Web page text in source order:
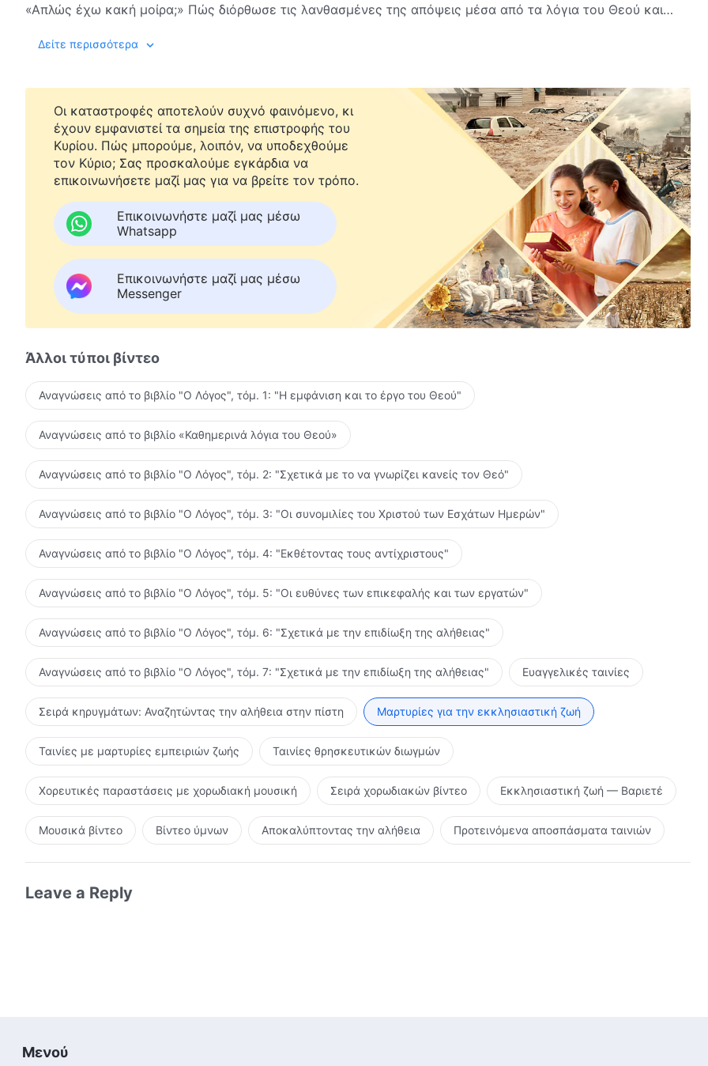
«Απλώς έχω κακή μοίρα;» Πώς διόρθωσε τις λανθασμένες της απόψεις μέσα από τα λόγια του Θεού και
Δείτε περισσότερα
Οι καταστροφές αποτελούν συχνό φαινόμενο, κι
έχουν εμφανιστεί τα σημεία της επιστροφής του
Κυρίου. Πώς μπορούμε, λοιπόν, να υποδεχθούμε
τον Κύριο; Σας προσκαλούμε εγκάρδια να
επικοινωνήσετε μαζί μας για να βρείτε τον τρόπο.
Επικοινωνήστε μαζί μας μέσω
Whatsapp
Επικοινωνήστε μαζί μας μέσω
Messenger
Άλλοι τύποι βίντεο
Αναγνώσεις από το βιβλίο "Ο Λόγος", τόμ. 1: "Η εμφάνιση και το έργο του Θεού"
Αναγνώσεις από το βιβλίο «Καθημερινά λόγια του Θεού»
Αναγνώσεις από το βιβλίο "Ο Λόγος", τόμ. 2: "Σχετικά με το να γνωρίζει κανείς τον Θεό"
Αναγνώσεις από το βιβλίο "Ο Λόγος", τόμ. 3: "Οι συνομιλίες του Χριστού των Εσχάτων Ημερών"
Αναγνώσεις από το βιβλίο "Ο Λόγος", τόμ. 4: "Εκθέτοντας τους αντίχριστους"
Αναγνώσεις από το βιβλίο "Ο Λόγος", τόμ. 5: "Οι ευθύνες των επικεφαλής και των εργατών"
Αναγνώσεις από το βιβλίο "Ο Λόγος", τόμ. 6: "Σχετικά με την επιδίωξη της αλήθειας"
Αναγνώσεις από το βιβλίο "Ο Λόγος", τόμ. 7: "Σχετικά με την επιδίωξη της αλήθειας" Ευαγγελικές ταινίες
Σειρά κηρυγμάτων: Αναζητώντας την αλήθεια στην πίστη Μαρτυρίες για την εκκλησιαστική ζωή
Ταινίες με μαρτυρίες εμπειριών ζωής Ταινίες θρησκευτικών διωγμών
Χορευτικές παραστάσεις με χορωδιακή μουσική Σειρά χορωδιακών βίντεο Εκκλησιαστική ζωή — Βαριετέ
Μουσικά βίντεο Βίντεο ύμνων Αποκαλύπτοντας την αλήθεια Προτεινόμενα αποσπάσματα ταινιών
Leave a Reply
Μενού